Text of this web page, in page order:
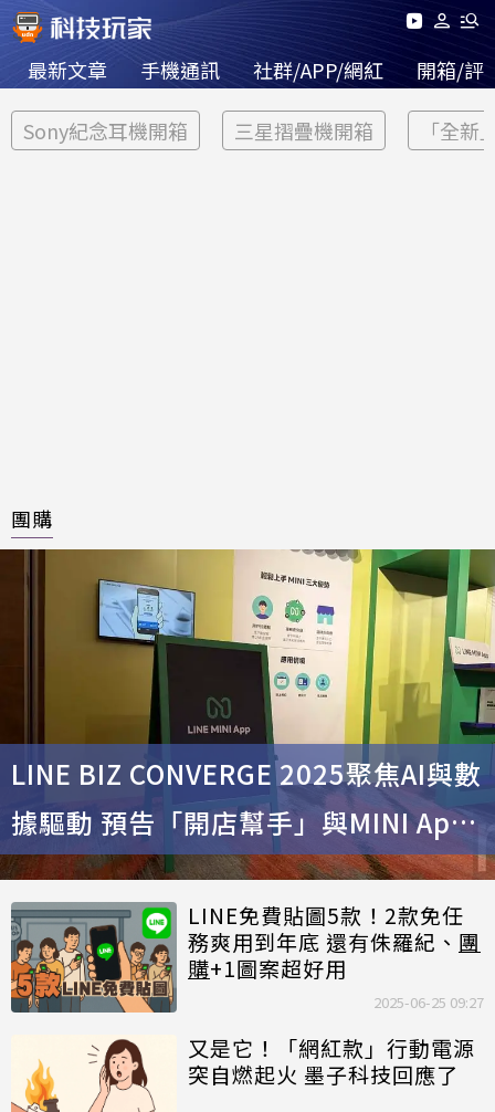
最新文章 手機通訊 社群/APP/網紅 開箱/評
Sony紀念耳機開箱 三星摺疊機開箱 「全新
團購
LINE BIZ CONVERGE 2025聚焦AI與數
據驅動 預告「開店幫手」與MINI App
NFC感應功能
LINE免費貼圖5款！2款免任
務爽用到年底 還有侏羅紀、 團
購+1圖案超好用
2025-06-25 09:27
又是它！「網紅款」行動電源
突自燃起火 墨子科技回應了